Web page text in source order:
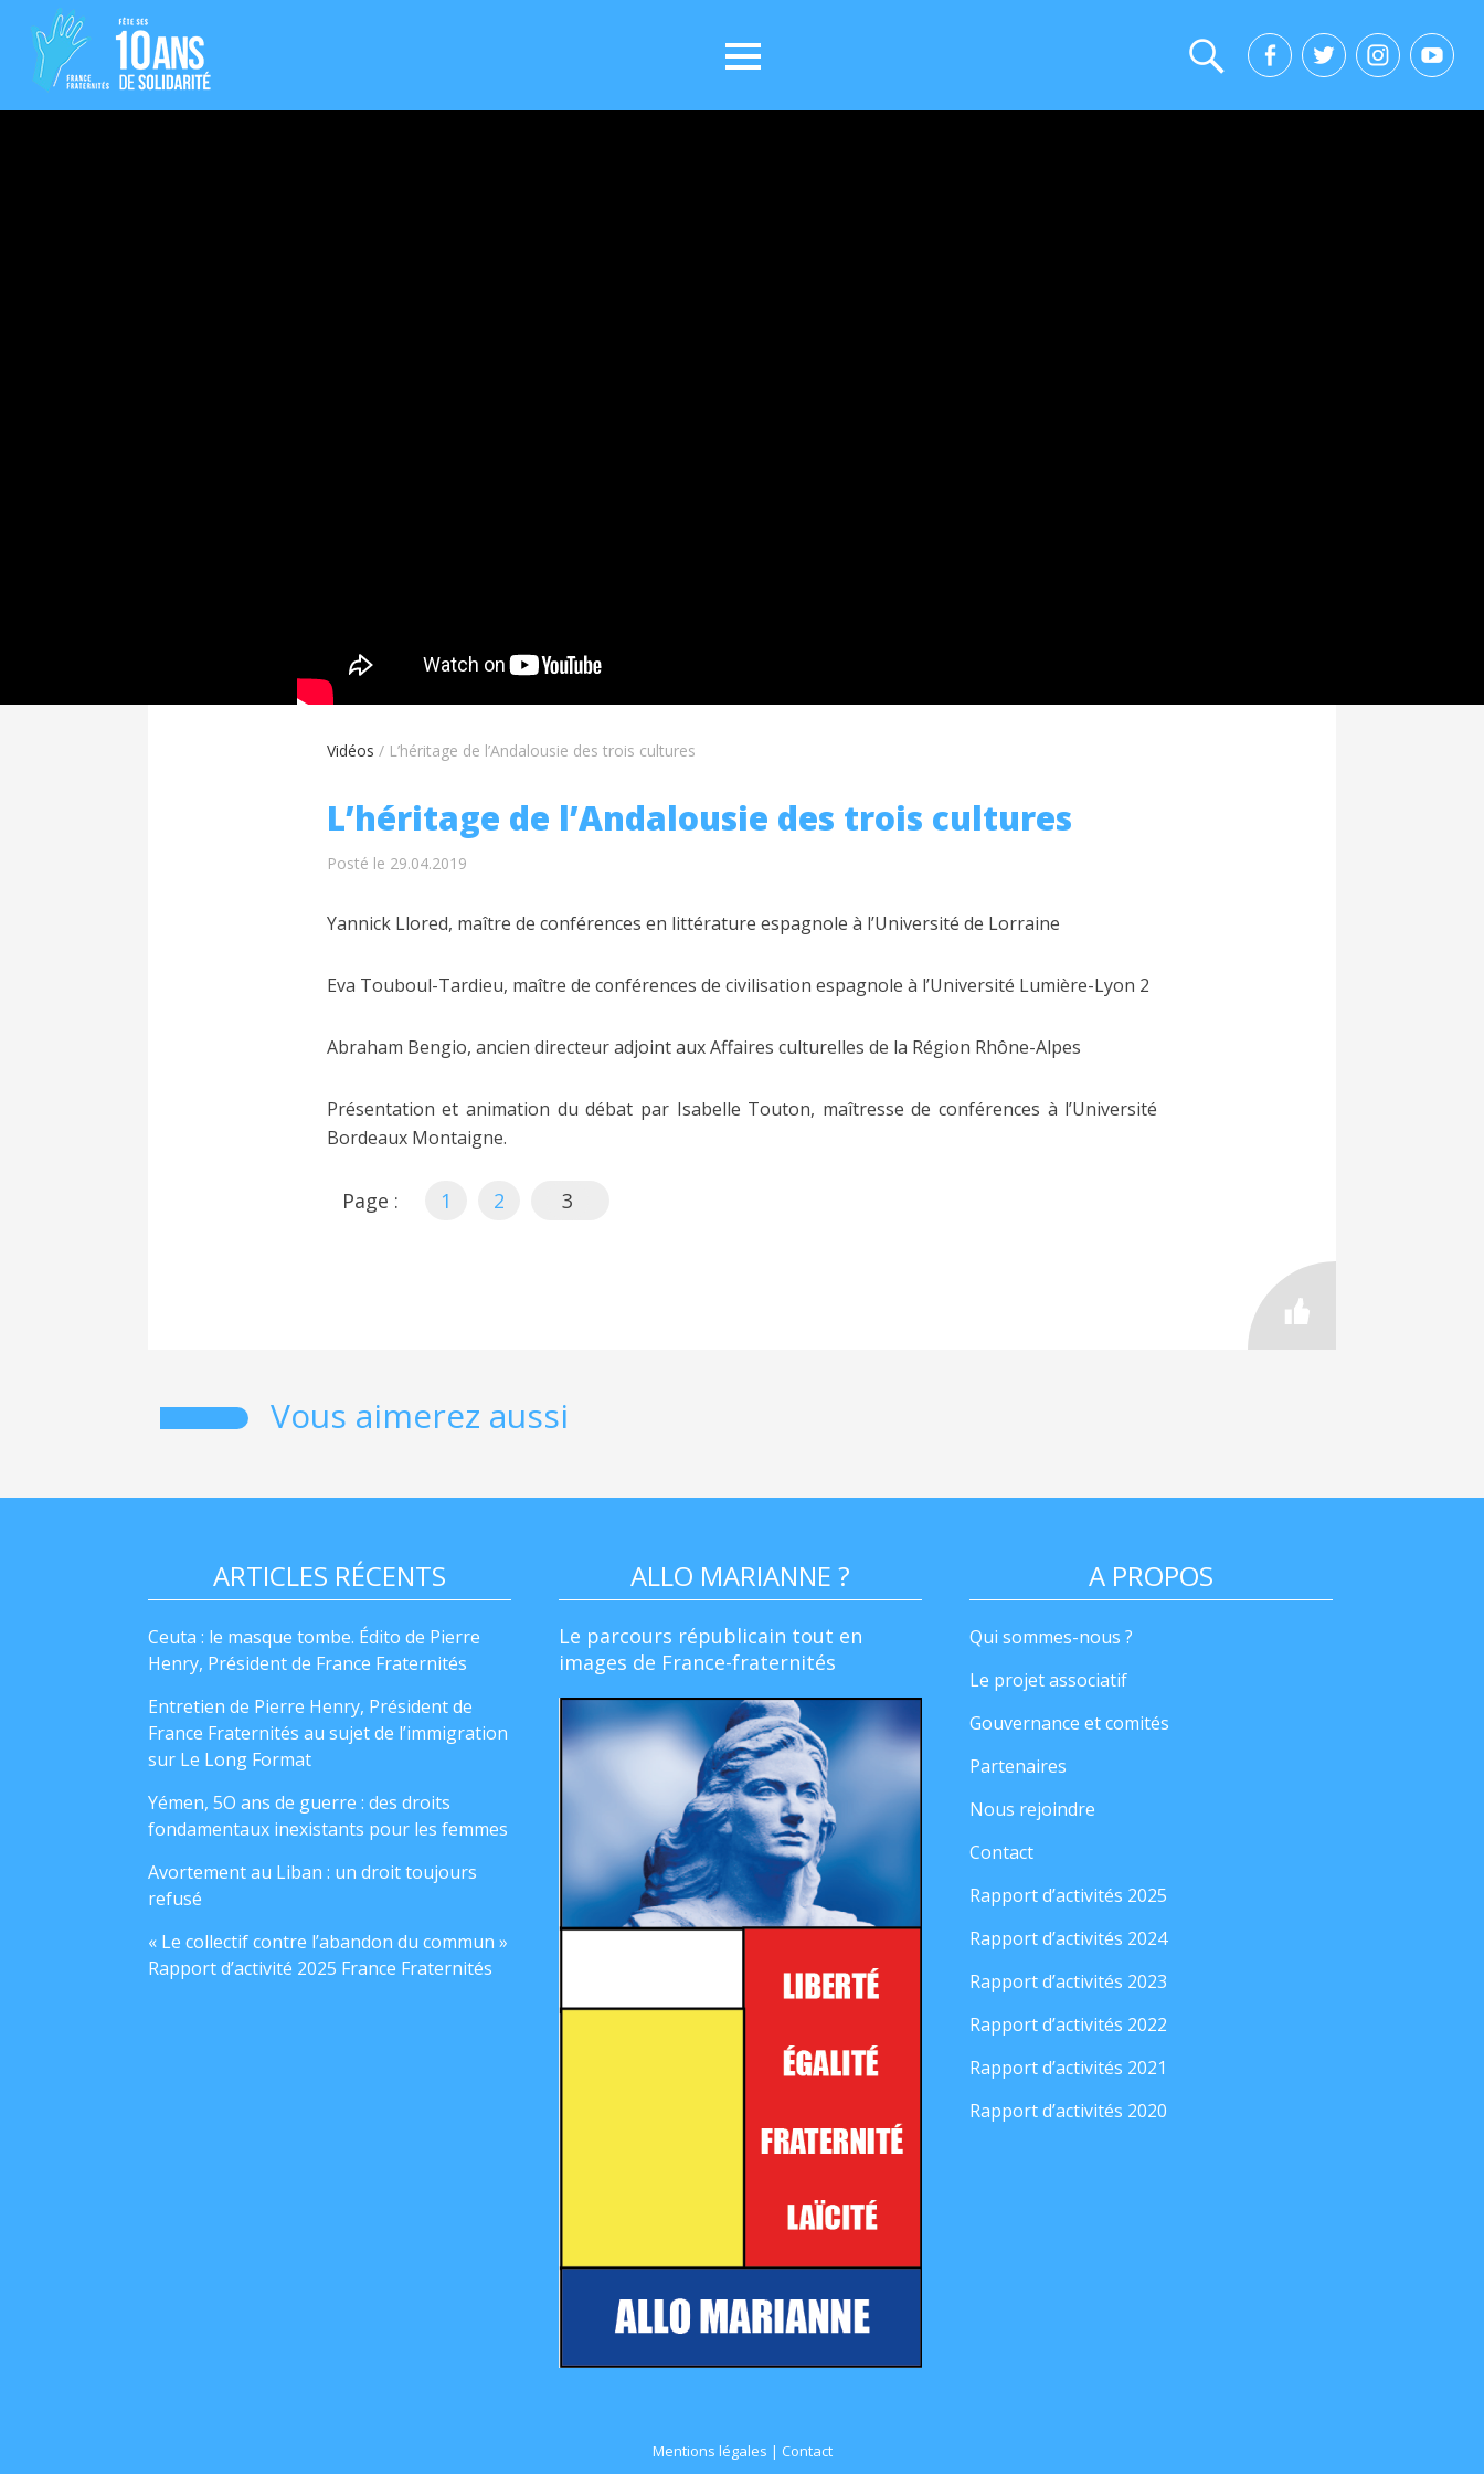
Vidéos / L’héritage de l’Andalousie des trois cultures
L’héritage de l’Andalousie des trois cultures
Posté le 29.04.2019
Yannick Llored, maître de conférences en littérature espagnole à l’Université de Lorraine
Eva Touboul-Tardieu, maître de conférences de civilisation espagnole à l’Université Lumière-Lyon 2
Abraham Bengio, ancien directeur adjoint aux Affaires culturelles de la Région Rhône-Alpes
Présentation et animation du débat par Isabelle Touton, maîtresse de conférences à l’Université
Bordeaux Montaigne.
Page : 1 2 3
Vous aimerez aussi
ARTICLES RÉCENTS
Ceuta : le masque tombe. Édito de Pierre
Henry, Président de France Fraternités
Entretien de Pierre Henry, Président de
France Fraternités au sujet de l’immigration
sur Le Long Format
Yémen, 5O ans de guerre : des droits
fondamentaux inexistants pour les femmes
Avortement au Liban : un droit toujours
refusé
« Le collectif contre l’abandon du commun »
Rapport d’activité 2025 France Fraternités
ALLO MARIANNE ?
Le parcours républicain tout en
images de France-fraternités
A PROPOS
Qui sommes-nous ?
Le projet associatif
Gouvernance et comités
Partenaires
Nous rejoindre
Contact
Rapport d’activités 2025
Rapport d’activités 2024
Rapport d’activités 2023
Rapport d’activités 2022
Rapport d’activités 2021
Rapport d’activités 2020
Mentions légales | Contact